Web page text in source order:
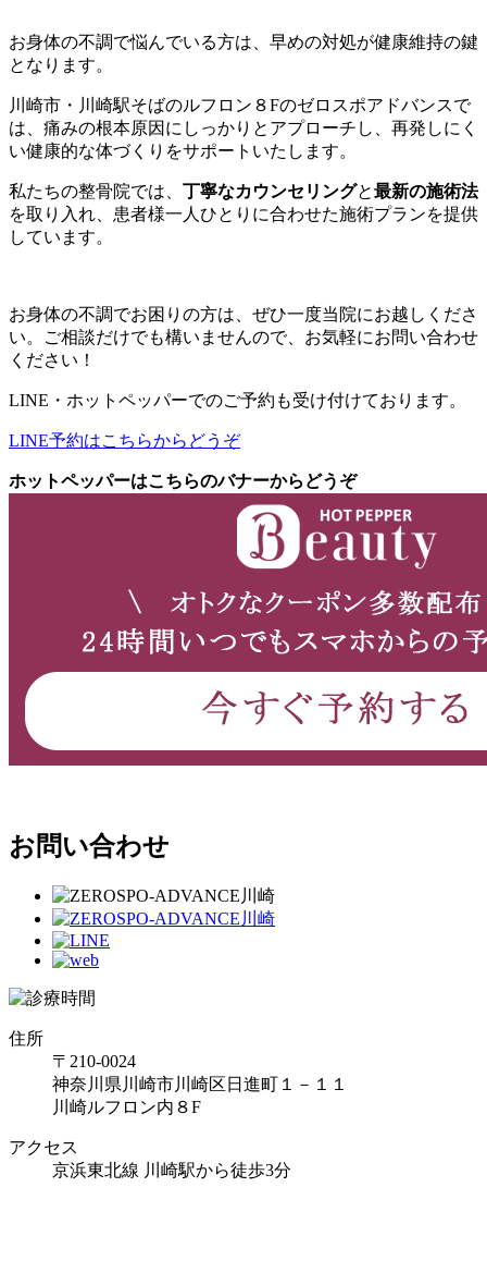
お身体の不調で悩んでいる方は、早めの対処が健康維持の鍵
となります。
川崎市・川崎駅そばのルフロン８Fのゼロスポアドバンスで
は、痛みの根本原因にしっかりとアプローチし、再発しにく
い健康的な体づくりをサポートいたします。
私たちの整骨院では、 丁寧なカウンセリングと最新の施術法
を取り入れ、患者様一人ひとりに合わせた施術プランを提供
しています。
お身体の不調でお困りの方は、ぜひ一度当院にお越しくださ
い。ご相談だけでも構いませんので、お気軽にお問い合わせ
ください！
LINE・ホットペッパーでのご予約も受け付けております。
LINE予約はこちらからどうぞ
ホットペッパーはこちらのバナーからどうぞ
お問い合わせ
住所
〒210-0024
神奈川県川崎市川崎区日進町１－１１
川崎ルフロン内８F
アクセス
京浜東北線 川崎駅から徒歩3分